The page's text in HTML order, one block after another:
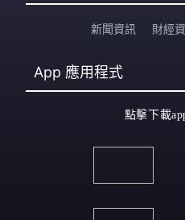
新聞資訊 財經
App 應用程式
點擊下載